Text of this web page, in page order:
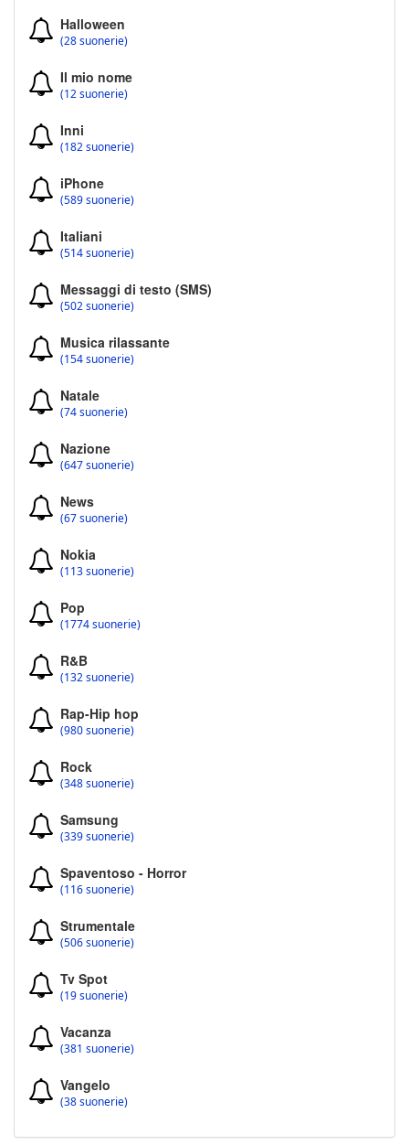
Halloween
(28 suonerie)
Il mio nome
(12 suonerie)
Inni
(182 suonerie)
iPhone
(589 suonerie)
Italiani
(514 suonerie)
Messaggi di testo (SMS)
(502 suonerie)
Musica rilassante
(154 suonerie)
Natale
(74 suonerie)
Nazione
(647 suonerie)
News
(67 suonerie)
Nokia
(113 suonerie)
Pop
(1774 suonerie)
R&B
(132 suonerie)
Rap-Hip hop
(980 suonerie)
Rock
(348 suonerie)
Samsung
(339 suonerie)
Spaventoso - Horror
(116 suonerie)
Strumentale
(506 suonerie)
Tv Spot
(19 suonerie)
Vacanza
(381 suonerie)
Vangelo
(38 suonerie)